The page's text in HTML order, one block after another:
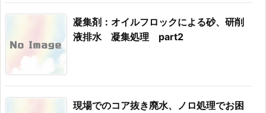
凝集剤：オイルフロックによる砂、研削
液排水 凝集処理 part2
現場でのコア抜き廃水、ノロ処理でお困